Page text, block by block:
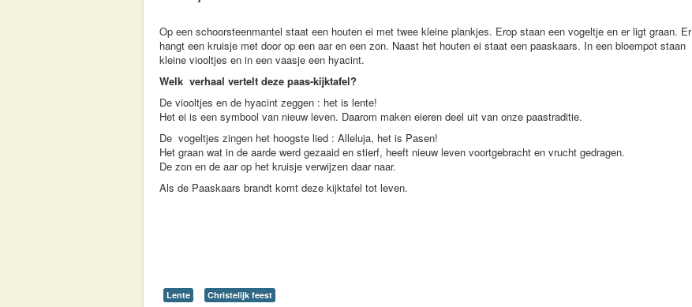
Op een schoorsteenmantel staat een houten ei met twee kleine plankjes. Erop staan een vogeltje en er ligt graan. Er
hangt een kruisje met door op een aar en een zon. Naast het houten ei staat een paaskaars. In een bloempot staan
kleine viooltjes en in een vaasje een hyacint.
Welk verhaal vertelt deze paas-kijktafel?
De viooltjes en de hyacint zeggen : het is lente!
Het ei is een symbool van nieuw leven. Daarom maken eieren deel uit van onze paastraditie.
De vogeltjes zingen het hoogste lied : Alleluja, het is Pasen!
Het graan wat in de aarde werd gezaaid en stierf, heeft nieuw leven voortgebracht en vrucht gedragen.
De zon en de aar op het kruisje verwijzen daar naar.
Als de Paaskaars brandt komt deze kijktafel tot leven.
Lente Christelijk feest